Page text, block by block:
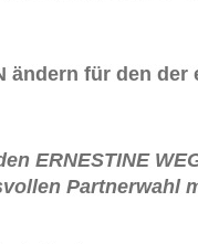
ändern für den
ERNESTINE
Partnerwahl